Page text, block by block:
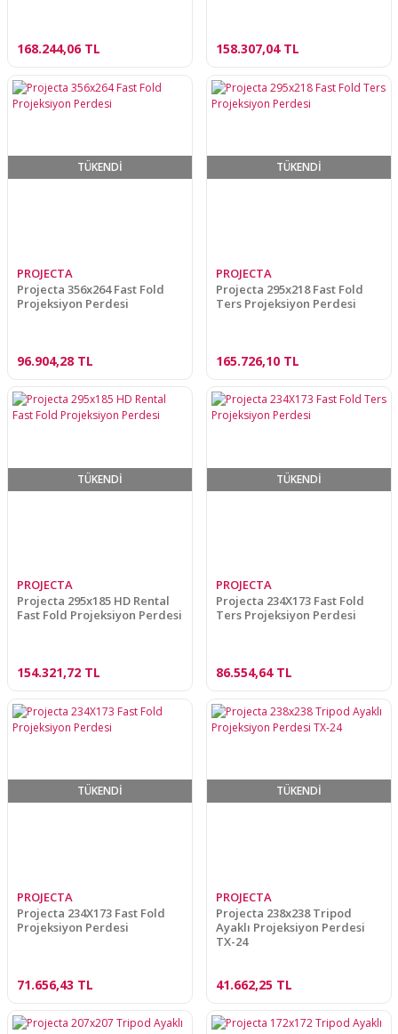
168.244,06 TL 158.307,04 TL
TÜKENDİ
PROJECTA
Projecta 356x264 Fast Fold
Projeksiyon Perdesi
96.904,28 TL
TÜKENDİ
PROJECTA
Projecta 295x218 Fast Fold
Ters Projeksiyon Perdesi
165.726,10 TL
TÜKENDİ
PROJECTA
Projecta 295x185 HD Rental
Fast Fold Projeksiyon Perdesi
154.321,72 TL
TÜKENDİ
PROJECTA
Projecta 234X173 Fast Fold
Ters Projeksiyon Perdesi
86.554,64 TL
TÜKENDİ
PROJECTA
Projecta 234X173 Fast Fold
Projeksiyon Perdesi
71.656,43 TL
TÜKENDİ
PROJECTA
Projecta 238x238 Tripod
Ayaklı Projeksiyon Perdesi
TX-24
41.662,25 TL